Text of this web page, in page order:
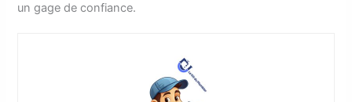
un gage de confiance.